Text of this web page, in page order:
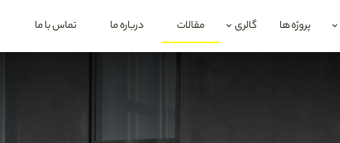
پروژه ها گالری مقالات درباره ما تماس با ما